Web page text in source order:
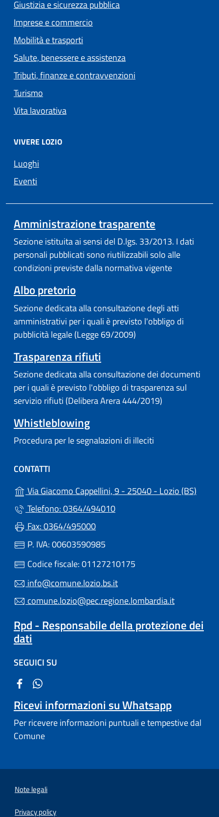
Giustizia e sicurezza pubblica
Imprese e commercio
Mobilità e trasporti
Salute, benessere e assistenza
Tributi, finanze e contravvenzioni
Turismo
Vita lavorativa
VIVERE LOZIO
Luoghi
Eventi
Amministrazione trasparente
Sezione istituita ai sensi del D.lgs. 33/2013. I dati
personali pubblicati sono riutilizzabili solo alle
condizioni previste dalla normativa vigente
Albo pretorio
Sezione dedicata alla consultazione degli atti
amministrativi per i quali è previsto l'obbligo di
pubblicità legale (Legge 69/2009)
Trasparenza rifiuti
Sezione dedicata alla consultazione dei documenti
per i quali è previsto l'obbligo di trasparenza sul
servizio rifiuti (Delibera Arera 444/2019)
Whistleblowing
Procedura per le segnalazioni di illeciti
CONTATTI
Via Giacomo Cappellini, 9 - 25040 - Lozio (BS)
Telefono: 0364/494010
Fax: 0364/495000
P. IVA: 00603590985
Codice fiscale: 01127210175
info@comune.lozio.bs.it
comune.lozio@pec.regione.lombardia.it
Rpd - Responsabile della protezione dei
dati
SEGUICI SU
Ricevi informazioni su Whatsapp
Per ricevere informazioni puntuali e tempestive dal
Comune
Note legali
Privacy policy